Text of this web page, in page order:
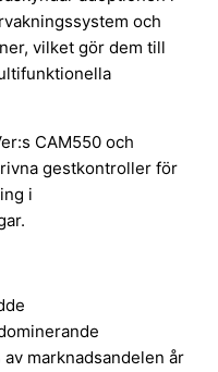
och
vilket gör dem till
CAM550 och
gestkontroller för
i
marknadsandelen år